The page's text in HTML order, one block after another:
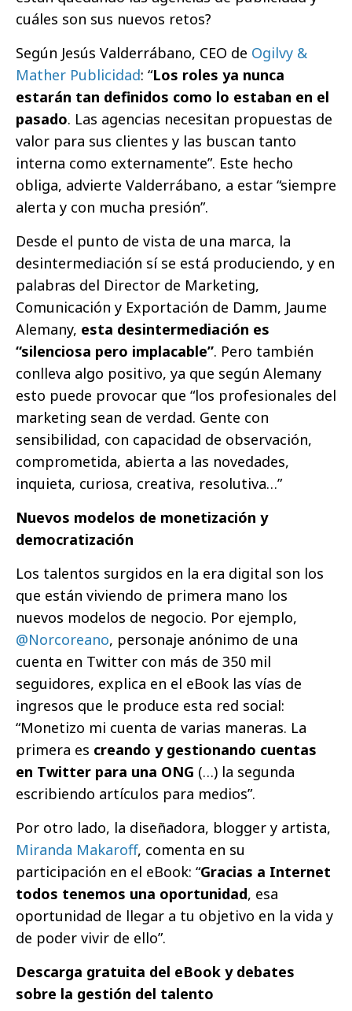
cuáles son sus nuevos retos?
Según Jesús Valderrábano, CEO de Ogilvy &
Mather Publicidad: “Los roles ya nunca
estarán tan definidos como lo estaban en el
pasado. Las agencias necesitan propuestas de
valor para sus clientes y las buscan tanto
interna como externamente”. Este hecho
obliga, advierte Valderrábano, a estar “siempre
alerta y con mucha presión”.
Desde el punto de vista de una marca, la
desintermediación sí se está produciendo, y en
palabras del Director de Marketing,
Comunicación y Exportación de Damm, Jaume
Alemany, esta desintermediación es
“silenciosa pero implacable”. Pero también
conlleva algo positivo, ya que según Alemany
esto puede provocar que “los profesionales del
marketing sean de verdad. Gente con
sensibilidad, con capacidad de observación,
comprometida, abierta a las novedades,
inquieta, curiosa, creativa, resolutiva…”
Nuevos modelos de monetización y
democratización
Los talentos surgidos en la era digital son los
que están viviendo de primera mano los
nuevos modelos de negocio. Por ejemplo,
@Norcoreano, personaje anónimo de una
cuenta en Twitter con más de 350 mil
seguidores, explica en el eBook las vías de
ingresos que le produce esta red social:
“Monetizo mi cuenta de varias maneras. La
primera es creando y gestionando cuentas
en Twitter para una ONG (…) la segunda
escribiendo artículos para medios”.
Por otro lado, la diseñadora, blogger y artista,
Miranda Makaroff, comenta en su
participación en el eBook: “Gracias a Internet
todos tenemos una oportunidad, esa
oportunidad de llegar a tu objetivo en la vida y
de poder vivir de ello”.
Descarga gratuita del eBook y debates
sobre la gestión del talento